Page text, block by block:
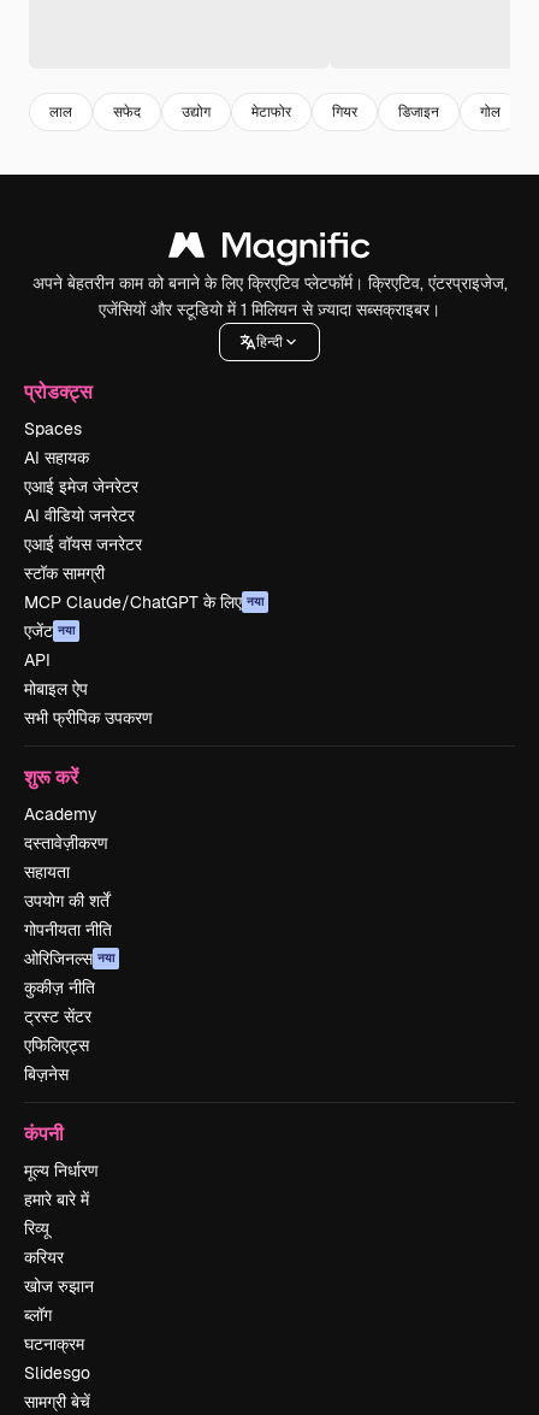
लाल सफेद उद्योग मेटाफोर गियर डिजाइन गोल
अपने बेहतरीन काम को बनाने के लिए क्रिएटिव प्लेटफॉर्म। क्रिएटिव, एंटरप्राइजेज,
एजेंसियों और स्टूडियो में 1 मिलियन से ज़्यादा सब्सक्राइबर।
हिन्दी
प्रोडक्ट्स
Spaces
AI सहायक
एआई इमेज जेनरेटर
AI वीडियो जनरेटर
एआई वॉयस जनरेटर
स्टॉक सामग्री
MCP Claude/ChatGPT के लिए नया
एजेंट नया
API
मोबाइल ऐप
सभी फ्रीपिक उपकरण
शुरू करें
Academy
दस्तावेज़ीकरण
सहायता
उपयोग की शर्तें
गोपनीयता नीति
ओरिजिनल्स नया
कुकीज़ नीति
ट्रस्ट सेंटर
एफिलिएट्स
बिज़नेस
कंपनी
मूल्य निर्धारण
हमारे बारे में
रिव्यू
करियर
खोज रुझान
ब्लॉग
घटनाक्रम
Slidesgo
सामग्री बेचें